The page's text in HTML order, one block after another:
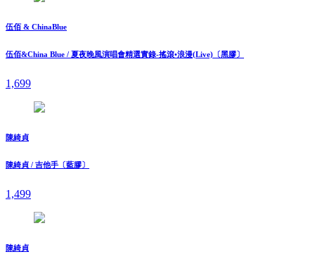
伍佰 & ChinaBlue
伍佰&China Blue / 夏夜晚風演唱會精選實錄-搖滾•浪漫(Live)〔黑膠〕
1,699
陳綺貞
陳綺貞 / 吉他手〔藍膠〕
1,499
陳綺貞